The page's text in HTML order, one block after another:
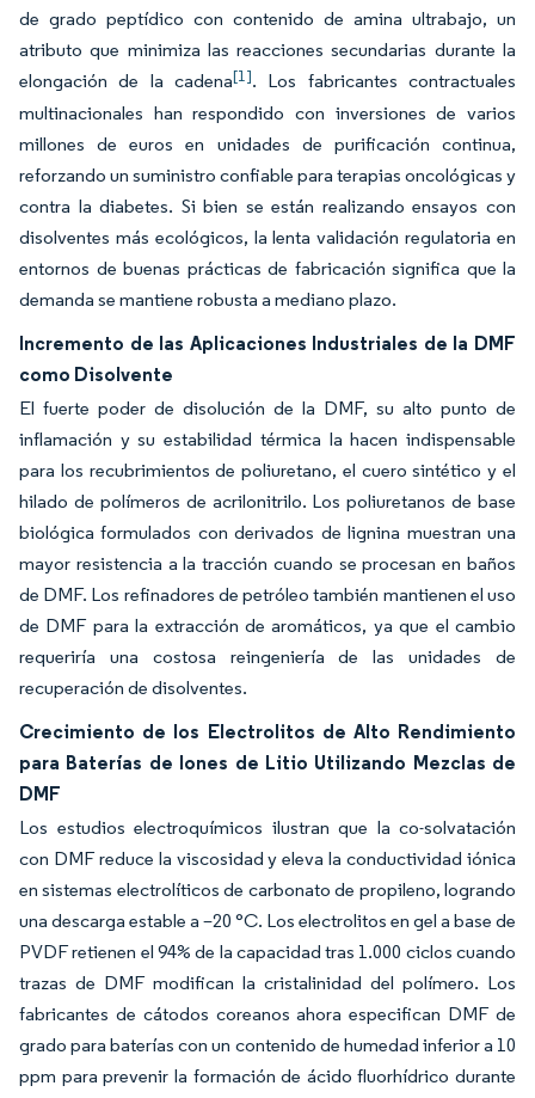
de grado peptídico con contenido de amina ultrabajo, un
atributo que minimiza las reacciones secundarias durante la
elongación de la cadena[1]. Los fabricantes contractuales
multinacionales han respondido con inversiones de varios
millones de euros en unidades de purificación continua,
reforzando un suministro confiable para terapias oncológicas y
contra la diabetes. Si bien se están realizando ensayos con
disolventes más ecológicos, la lenta validación regulatoria en
entornos de buenas prácticas de fabricación significa que la
demanda se mantiene robusta a mediano plazo.
Incremento de las Aplicaciones Industriales de la DMF
como Disolvente
El fuerte poder de disolución de la DMF, su alto punto de
inflamación y su estabilidad térmica la hacen indispensable
para los recubrimientos de poliuretano, el cuero sintético y el
hilado de polímeros de acrilonitrilo. Los poliuretanos de base
biológica formulados con derivados de lignina muestran una
mayor resistencia a la tracción cuando se procesan en baños
de DMF. Los refinadores de petróleo también mantienen el uso
de DMF para la extracción de aromáticos, ya que el cambio
requeriría una costosa reingeniería de las unidades de
recuperación de disolventes.
Crecimiento de los Electrolitos de Alto Rendimiento
para Baterías de Iones de Litio Utilizando Mezclas de
DMF
Los estudios electroquímicos ilustran que la co-solvatación
con DMF reduce la viscosidad y eleva la conductividad iónica
en sistemas electrolíticos de carbonato de propileno, logrando
una descarga estable a –20 °C. Los electrolitos en gel a base de
PVDF retienen el 94% de la capacidad tras 1.000 ciclos cuando
trazas de DMF modifican la cristalinidad del polímero. Los
fabricantes de cátodos coreanos ahora especifican DMF de
grado para baterías con un contenido de humedad inferior a 10
ppm para prevenir la formación de ácido fluorhídrico durante